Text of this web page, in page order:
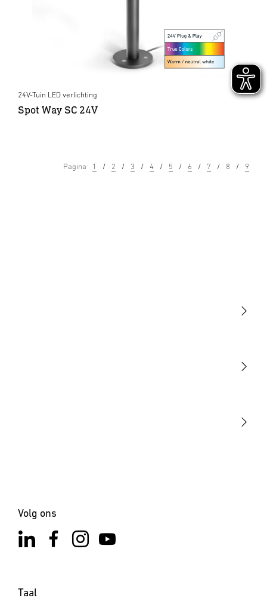
24V-Tuin LED verlichting
Spot Way SC 24V
Pagina 1 2 3 4 5 6 7 8 9
Volg ons
Taal